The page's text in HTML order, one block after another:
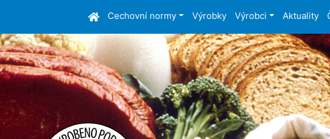
Cechovní normy Výrobky Výrobci Aktuality